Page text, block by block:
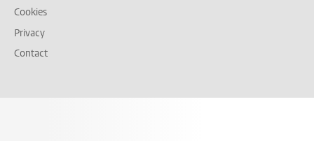
Cookies
Privacy
Contact